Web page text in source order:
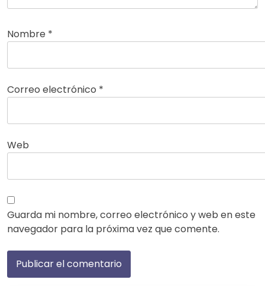
Nombre *
Correo electrónico *
Web
Guarda mi nombre, correo electrónico y web en este
navegador para la próxima vez que comente.